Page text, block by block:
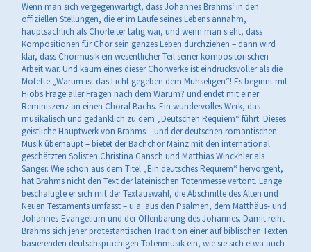
Wenn man sich vergegenwärtigt, dass Johannes Brahms‘ in den
offiziellen Stellungen, die er im Laufe seines Lebens annahm,
hauptsächlich als Chorleiter tätig war, und wenn man sieht, dass
Kompositionen für Chor sein ganzes Leben durchziehen – dann wird
klar, dass Chormusik ein wesentlicher Teil seiner kompositorischen
Arbeit war. Und kaum eines dieser Chorwerke ist eindrucksvoller als die
Motette „Warum ist das Licht gegeben dem Mühseligen“! Es beginnt mit
Hiobs Frage aller Fragen nach dem Warum? und endet mit einer
Reminiszenz an einen Choral Bachs. Ein wundervolles Werk, das
musikalisch und gedanklich zu dem „Deutschen Requiem“ führt. Dieses
geistliche Hauptwerk von Brahms – und der deutschen romantischen
Musik überhaupt – bietet der Bachchor Mainz mit den international
geschätzten Solisten Christina Gansch und Matthias Winckhler als
Sänger. Wie schon aus dem Titel „Ein deutsches Requiem“ hervorgeht,
hat Brahms nicht den Text der lateinischen Totenmesse vertont. Lange
beschäftigte er sich mit der Textauswahl, die Abschnitte des Alten und
Neuen Testaments umfasst – u.a. aus den Psalmen, dem Matthäus- und
Johannes-Evangelium und der Offenbarung des Johannes. Damit reiht
Brahms sich jener protestantischen Tradition einer auf biblischen Texten
basierenden deutschsprachigen Totenmusik ein, wie sie sich etwa auch